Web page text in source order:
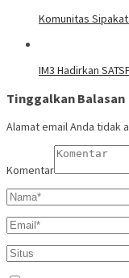
Komunitas
IM3 Hadirkan
Tinggalkan Balasan
Alamat email Anda tidak
Komentar